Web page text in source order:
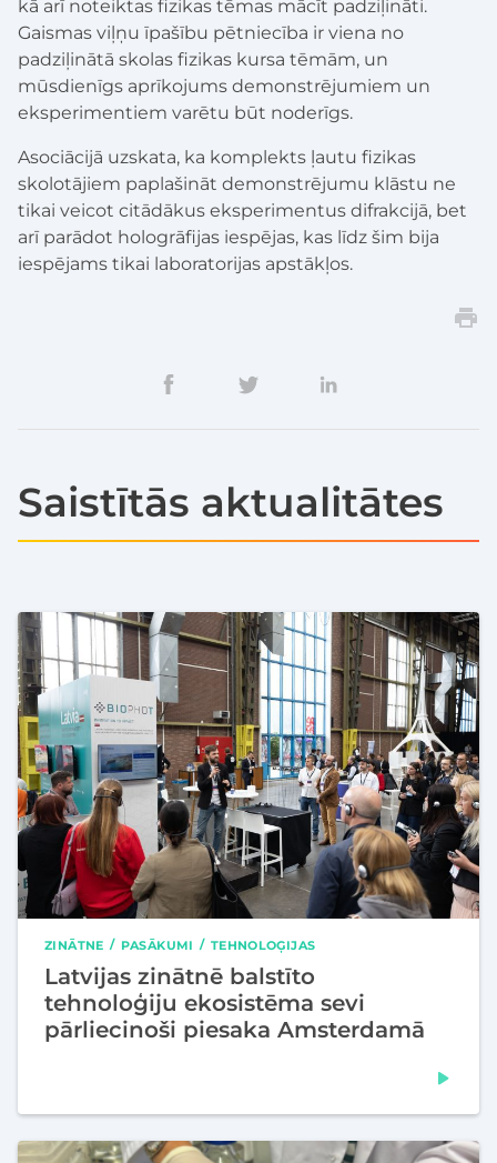
kā arī noteiktas fizikas tēmas mācīt padziļināti.
Gaismas viļņu īpašību pētniecība ir viena no
padziļinātā skolas fizikas kursa tēmām, un
mūsdienīgs aprīkojums demonstrējumiem un
eksperimentiem varētu būt noderīgs.
Asociācijā uzskata, ka komplekts ļautu fizikas
skolotājiem paplašināt demonstrējumu klāstu ne
tikai veicot citādākus eksperimentus difrakcijā, bet
arī parādot hologrāfijas iespējas, kas līdz šim bija
iespējams tikai laboratorijas apstākļos.
Saistītās aktualitātes
ZINĀTNE PASĀKUMI TEHNOLOĢIJAS
Latvijas zinātnē balstīto
tehnoloģiju ekosistēma sevi
pārliecinoši piesaka Amsterdamā